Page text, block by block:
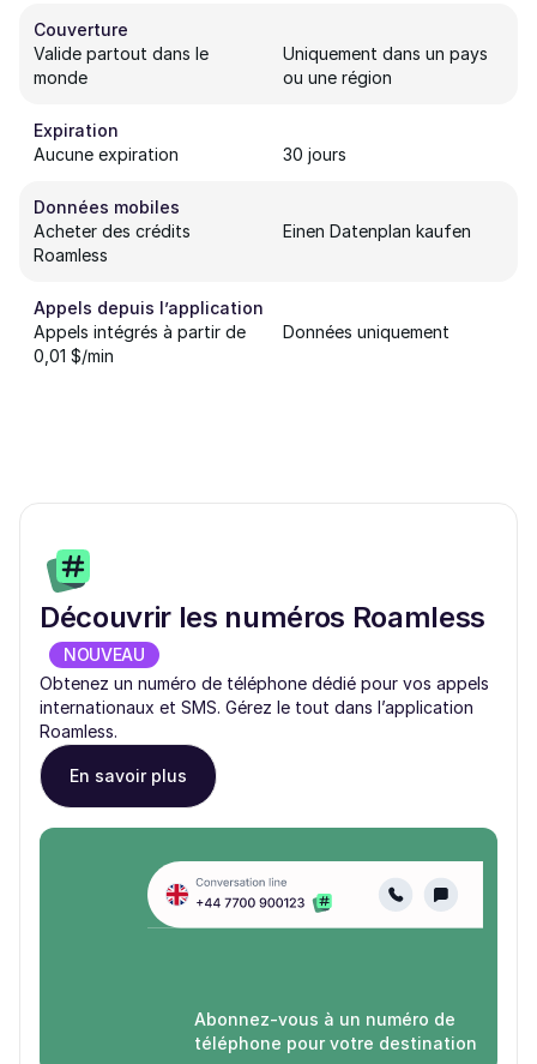
Couverture
Valide partout dans le
monde
Uniquement dans un pays
ou une région
Expiration
Aucune expiration
30 jours
Données mobiles
Acheter des crédits
Roamless
Einen Datenplan kaufen
Appels depuis l’application
Appels intégrés à partir de
0,01 $/min
Données uniquement
Découvrir les numéros Roamless
NOUVEAU
Obtenez un numéro de téléphone dédié pour vos appels
internationaux et SMS. Gérez le tout dans l’application
Roamless.
En savoir plus
Abonnez-vous à un numéro de
téléphone pour votre destination